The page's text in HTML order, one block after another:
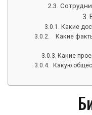
Какие
Какие
Какие
Какую